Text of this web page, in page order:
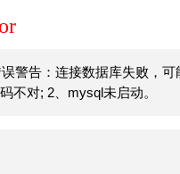
警告：连接数据库失败，可
不对; 2、mysql未启动。